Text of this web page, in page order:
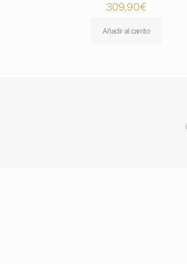
309,90€
Añadir al carrito